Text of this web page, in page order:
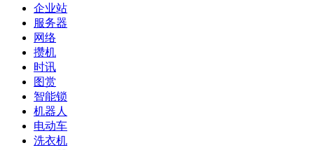
企业站
服务器
网络
攒机
时讯
图赏
智能锁
机器人
电动车
洗衣机